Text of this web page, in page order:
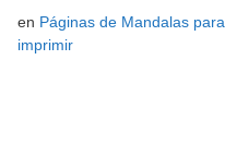
en Páginas de Mandalas para
imprimir